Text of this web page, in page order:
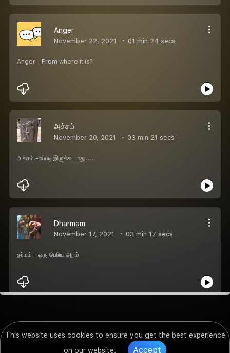
This website uses cookies to ensure you get the best experience
on our website.
Accept
Anger
November 22, 2021 01 min 24 secs
Anger - From where it is?
அச்சம்
November 20, 2021 03 min 21 secs
அச்சம் -எப்படி இருக்கூடாது.....
Dharmam
November 17, 2021 03 min 17 secs
தர்மம் - ஒரு பெரிய அறம்